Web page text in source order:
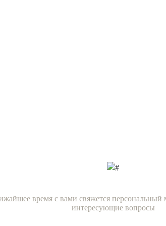
время с вами свяжется персональный
интересующие вопросы